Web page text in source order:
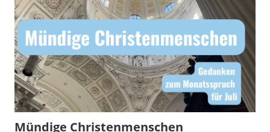
Mündige Christenmenschen